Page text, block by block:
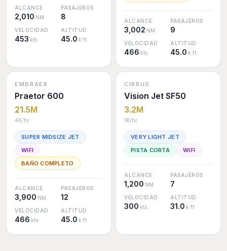
ALCANCE
2,010 NM
PASAJEROS
8
VELOCIDAD
453 kts
ALTITUD
45.0 k ft
ALCANCE
3,002 NM
PASAJEROS
9
VELOCIDAD
466 kts
ALTITUD
45.0 k ft
EMBRAER
Praetor 600
21.5M
4K/hr
SUPER MIDSIZE JET
WIFI
BAÑO COMPLETO
ALCANCE
3,900 NM
PASAJEROS
12
VELOCIDAD
466 kts
ALTITUD
45.0 k ft
CIRRUS
Vision Jet SF50
3.2M
1K/hr
VERY LIGHT JET
PISTA CORTA
WIFI
ALCANCE
1,200 NM
PASAJEROS
7
VELOCIDAD
300 kts
ALTITUD
31.0 k ft